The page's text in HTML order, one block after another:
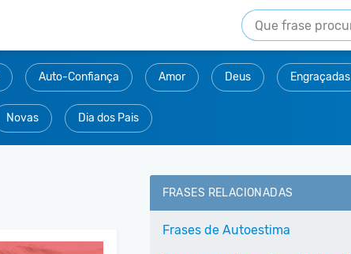
Auto-Confiança Amor Deus Engraçadas
Novas Dia dos Pais
FRASES RELACIONADAS
Frases de Autoestima